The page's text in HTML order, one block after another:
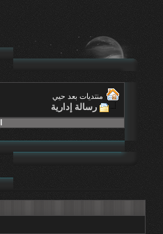
منتديات بعد حيي
رسالة إدارية